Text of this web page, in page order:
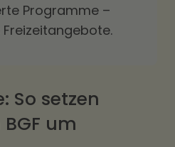
Programme –
Freizeitangebote.
So setzen
um